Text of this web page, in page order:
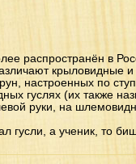
распространён в
крыловидные
настроенных по
гуслях (их также
руки, на
гусли, а ученик, то